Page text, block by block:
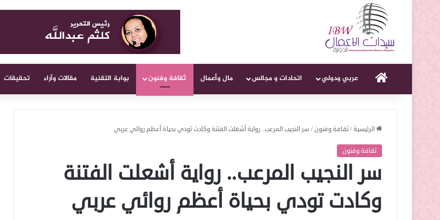
الرئيسيةعربي ودولي اتحادات و مجالس مال وأعمال ثقافة وفنون بوابة التقنية مقالات وآراء تحقيقات
الرئيسية/ثقافة وفنون / سر النجيب المرعب.. رواية أشعلت الفتنة وكادت تودي بحياة أعظم روائي عربي
ثقافة وفنون
سر النجيب المرعب.. رواية أشعلت الفتنة
وكادت تودي بحياة أعظم روائي عربي